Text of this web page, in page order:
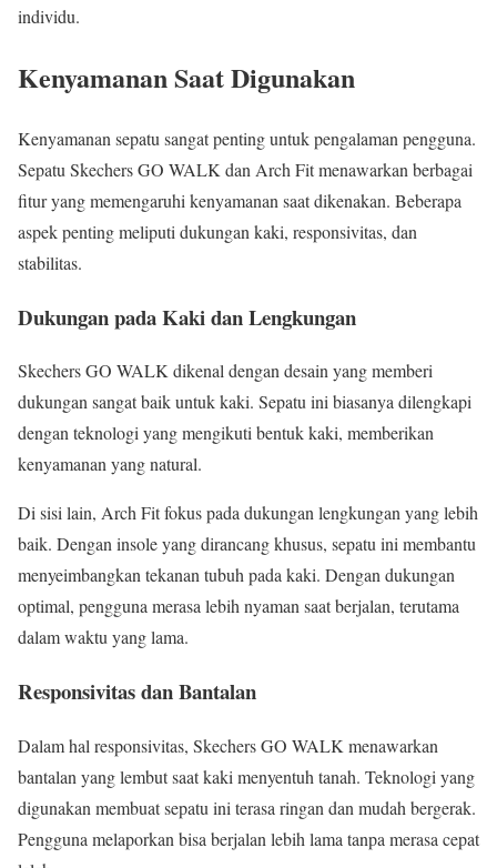
individu.
Kenyamanan Saat Digunakan
Kenyamanan sepatu sangat penting untuk pengalaman pengguna.
Sepatu Skechers GO WALK dan Arch Fit menawarkan berbagai
fitur yang memengaruhi kenyamanan saat dikenakan. Beberapa
aspek penting meliputi dukungan kaki, responsivitas, dan
stabilitas.
Dukungan pada Kaki dan Lengkungan
Skechers GO WALK dikenal dengan desain yang memberi
dukungan sangat baik untuk kaki. Sepatu ini biasanya dilengkapi
dengan teknologi yang mengikuti bentuk kaki, memberikan
kenyamanan yang natural.
Di sisi lain, Arch Fit fokus pada dukungan lengkungan yang lebih
baik. Dengan insole yang dirancang khusus, sepatu ini membantu
menyeimbangkan tekanan tubuh pada kaki. Dengan dukungan
optimal, pengguna merasa lebih nyaman saat berjalan, terutama
dalam waktu yang lama.
Responsivitas dan Bantalan
Dalam hal responsivitas, Skechers GO WALK menawarkan
bantalan yang lembut saat kaki menyentuh tanah. Teknologi yang
digunakan membuat sepatu ini terasa ringan dan mudah bergerak.
Pengguna melaporkan bisa berjalan lebih lama tanpa merasa cepat